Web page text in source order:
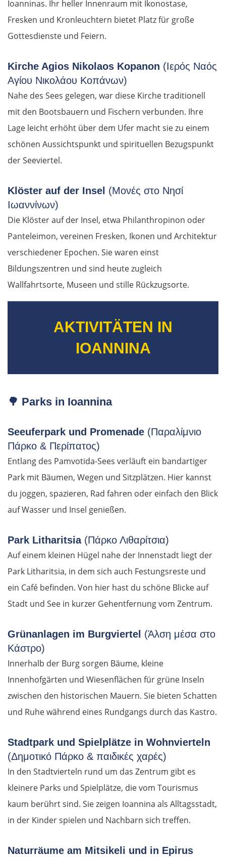
Ioanninas. Ihr heller Innenraum mit Ikonostase,
Fresken und Kronleuchtern bietet Platz für große
Gottesdienste und Feiern.
Kirche Agios Nikolaos Kopanon (Ιερός Ναός
Αγίου Νικολάου Κοπάνων)
Nahe des Sees gelegen, war diese Kirche traditionell
mit den Bootsbauern und Fischern verbunden. Ihre
Lage leicht erhöht über dem Ufer macht sie zu einem
schönen Aussichtspunkt und spirituellen Bezugspunkt
der Seeviertel.
Klöster auf der Insel (Μονές στο Νησί
Ιωαννίνων)
Die Klöster auf der Insel, etwa Philanthropinon oder
Panteleimon, vereinen Fresken, Ikonen und Architektur
verschiedener Epochen. Sie waren einst
Bildungszentren und sind heute zugleich
Wallfahrtsorte, Museen und stille Rückzugsorte.
AKTIVITÄTEN IN
IOANNINA
🌳 Parks in Ioannina
Seeuferpark und Promenade (Παραλίμνιο
Πάρκο & Περίπατος)
Entlang des Pamvotida-Sees verläuft ein bandartiger
Park mit Bäumen, Wegen und Sitzplätzen. Hier kannst
du joggen, spazieren, Rad fahren oder einfach den Blick
auf Wasser und Insel genießen.
Park Litharitsia(Πάρκο Λιθαρίτσια)
Auf einem kleinen Hügel nahe der Innenstadt liegt der
Park Litharitsia, in dem sich auch Festungsreste und
ein Café befinden. Von hier hast du schöne Blicke auf
Stadt und See in kurzer Gehentfernung vom Zentrum.
Grünanlagen im Burgviertel (Άλση μέσα στο
Κάστρο)
Innerhalb der Burg sorgen Bäume, kleine
Innenhofgärten und Wiesenflächen für grüne Inseln
zwischen den historischen Mauern. Sie bieten Schatten
und Ruhe während eines Rundgangs durch das Kastro.
Stadtpark und Spielplätze in Wohnvierteln
(Δημοτικό Πάρκο & παιδικές χαρές)
In den Stadtvierteln rund um das Zentrum gibt es
kleinere Parks und Spielplätze, die vom Tourismus
kaum berührt sind. Sie zeigen Ioannina als Alltagsstadt,
in der Kinder spielen und Nachbarn sich treffen.
Naturräume am Mitsikeli und in Epirus